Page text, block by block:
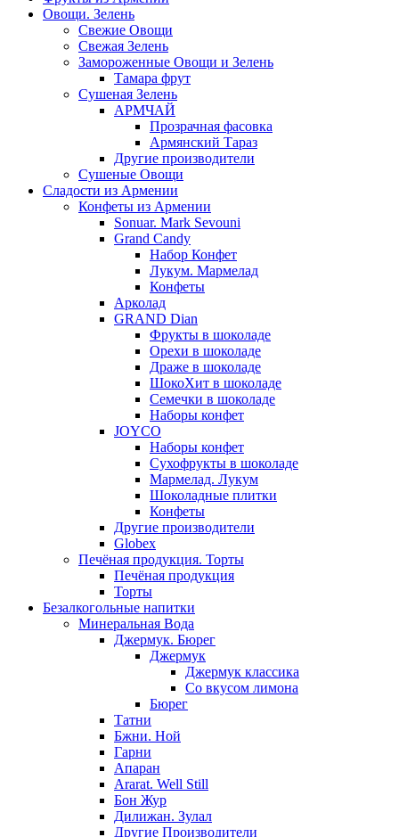
Овощи. Зелень
Свежие Овощи
Свежая Зелень
Замороженные Овощи и Зелень
Тамара фрут
Сушеная Зелень
АРМЧАЙ
Прозрачная фасовка
Армянский Тараз
Другие производители
Сушеные Овощи
Сладости из Армении
Конфеты из Армении
Sonuar. Mark Sevouni
Grand Candy
Набор Конфет
Лукум. Мармелад
Конфеты
Арколад
GRAND Dian
Фрукты в шоколаде
Орехи в шоколаде
Драже в шоколаде
ШокоХит в шоколаде
Семечки в шоколаде
Наборы конфет
JOYCO
Наборы конфет
Сухофрукты в шоколаде
Мармелад. Лукум
Шоколадные плитки
Конфеты
Другие производители
Globex
Печёная продукция. Торты
Печёная продукция
Торты
Безалкогольные напитки
Минеральная Вода
Джермук. Бюрег
Джермук
Джермук классика
Со вкусом лимона
Бюрег
Татни
Бжни. Ной
Гарни
Апаран
Ararat. Well Still
Бон Жур
Дилижан. Зулал
Другие Производители